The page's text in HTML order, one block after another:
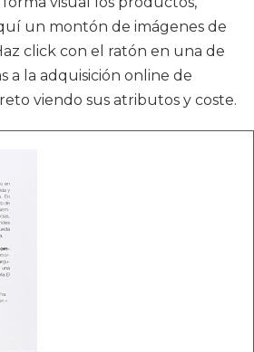
un montón de imágenes de
click con el ratón en una de
a la adquisición online de
viendo sus atributos y coste.